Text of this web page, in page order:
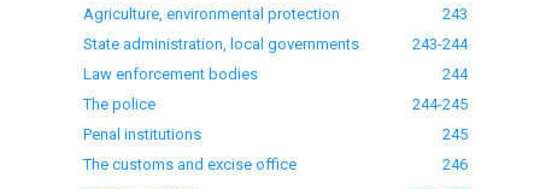
Agriculture, environmental protection
243
State administration, local governments
243-244
Law enforcement bodies
244
The police
244-245
Penal institutions
245
The customs and excise office
246